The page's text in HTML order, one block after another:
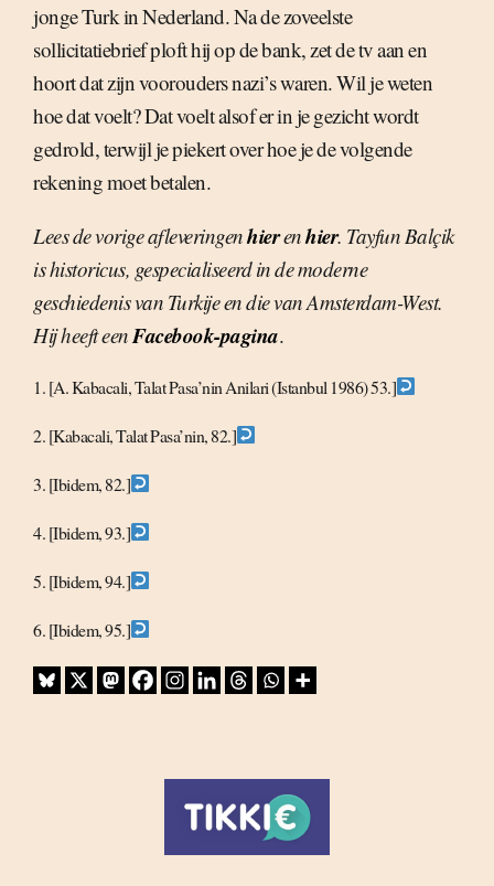
jonge Turk in Nederland. Na de zoveelste
sollicitatiebrief ploft hij op de bank, zet de tv aan en
hoort dat zijn voorouders nazi’s waren. Wil je weten
hoe dat voelt? Dat voelt alsof er in je gezicht wordt
gedrold, terwijl je piekert over hoe je de volgende
rekening moet betalen.
Lees de vorige afleveringenhierenhier. Tayfun Balçik
is historicus, gespecialiseerd in de moderne
geschiedenis van Turkije en die van Amsterdam-West.
Hij heeft eenFacebook-pagina.
1. [A. Kabacali, Talat Pasa’nin Anilari (Istanbul 1986) 53.]
2. [Kabacali, Talat Pasa’nin, 82.]
3. [Ibidem, 82.]
4. [Ibidem, 93.]
5. [Ibidem, 94.]
6. [Ibidem, 95.]